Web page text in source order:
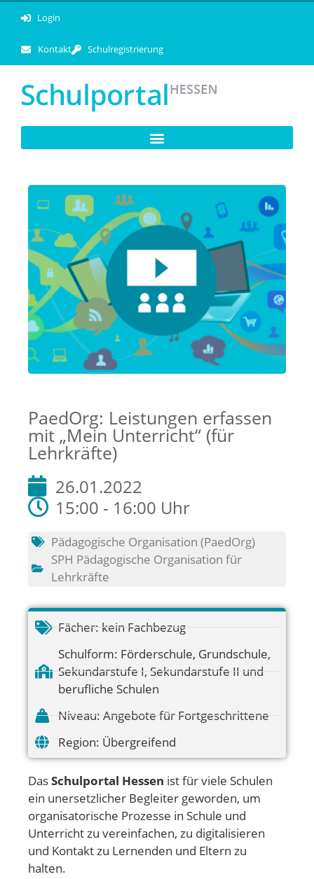
Login
Kontakt Schulregistrierung
PaedOrg: Leistungen erfassen
mit „Mein Unterricht“ (für
Lehrkräfte)
26.01.2022
15:00 - 16:00 Uhr
Pädagogische Organisation (PaedOrg)
SPH Pädagogische Organisation für
Lehrkräfte
Fächer: kein Fachbezug
Schulform: Förderschule, Grundschule,
Sekundarstufe I, Sekundarstufe II und
berufliche Schulen
Niveau: Angebote für Fortgeschrittene
Region: Übergreifend
DasSchulportal Hessen ist für viele Schulen
ein unersetzlicher Begleiter geworden, um
organisatorische Prozesse in Schule und
Unterricht zu vereinfachen, zu digitalisieren
und Kontakt zu Lernenden und Eltern zu
halten.